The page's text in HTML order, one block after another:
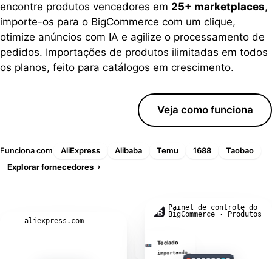
encontre produtos vencedores em 25+ marketplaces,
importe-os para o BigCommerce com um clique,
otimize anúncios com IA e agilize o processamento de
pedidos. Importações de produtos ilimitadas em todos
os planos, feito para catálogos em crescimento.
Veja como funciona
Funciona com AliExpress Alibaba Temu 1688
Taobao
Explorar fornecedores
aliexpress.com
Painel de controle do
BigCommerce · Produtos